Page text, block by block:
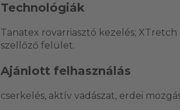
Technológiák
Tanatex rovarriasztó kezelés; XTretch
szellőző felület.
Ajánlott felhasználás
cserkelés, aktív vadászat, erdei